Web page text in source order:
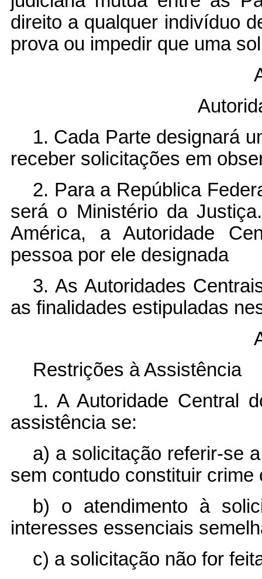
direito a qualquer indivíduo
prova ou impedir que uma
1. Cada Parte designará
receber solicitações em
2. Para a República
será o Ministério da
América, a Autoridade
pessoa por ele designada
3. As Autoridades
as finalidades estipuladas
Restrições à Assistência
1. A Autoridade Central
assistência se:
a) a solicitação referir-se
sem contudo constituir crime
b) o atendimento à
interesses essenciais
c) a solicitação não for